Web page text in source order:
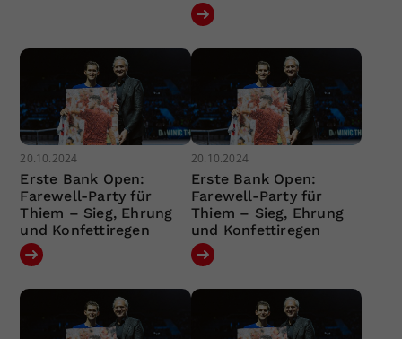
20.10.2024
Erste Bank Open:
Farewell-Party für
Thiem – Sieg, Ehrung
und Konfettiregen
20.10.2024
Erste Bank Open:
Farewell-Party für
Thiem – Sieg, Ehrung
und Konfettiregen